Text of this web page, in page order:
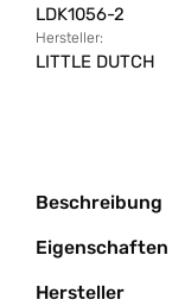
LDK1056-2
Hersteller:
LITTLE DUTCH
Beschreibung
Eigenschaften
Hersteller